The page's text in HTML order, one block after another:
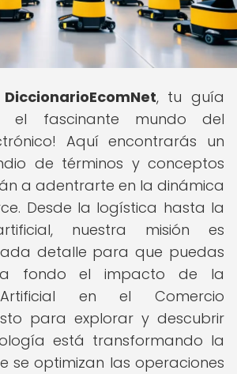
DiccionarioEcomNet, tu guía
el fascinante mundo del
Aquí encontrarás un
de términos y conceptos
a adentrarte en la dinámica
Desde la logística hasta la
nuestra misión es
detalle para que puedas
a fondo el impacto de la
Artificial en el Comercio
para explorar y descubrir
está transformando la
se optimizan las operaciones